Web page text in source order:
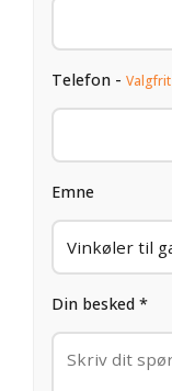
Telefon - Valgfrit
Emne
Din besked *